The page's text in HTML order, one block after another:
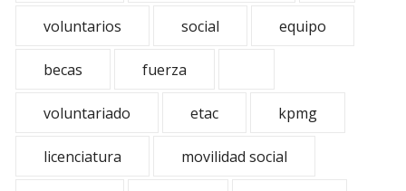
voluntarios social equipo
becas fuerza
voluntariado etac kpmg
licenciatura movilidad social